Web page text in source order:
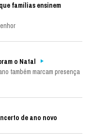
famílias ensinem
o Natal
também marcam presença
de ano novo